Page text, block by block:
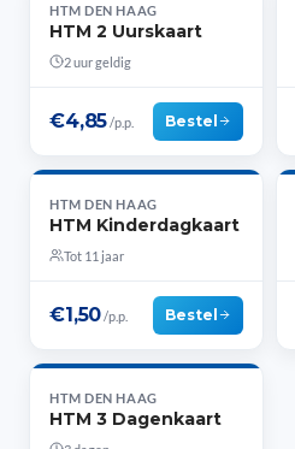
HTM DEN HAAG
HTM 2 Uurskaart
2 uur geldig
€4,85/p.p. Bestel
HTM DEN HAAG
HTM Kinderdagkaart
Tot 11 jaar
€1,50/p.p. Bestel
HTM DEN HAAG
HTM 3 Dagenkaart